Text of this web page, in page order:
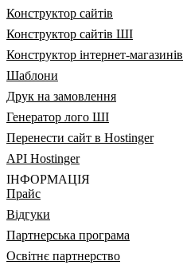
Конструктор сайтів
Конструктор сайтів ШІ
Конструктор інтернет-магазинів
Шаблони
Друк на замовлення
Генератор лого ШІ
Перенести сайт в Hostinger
API Hostinger
ІНФОРМАЦІЯ
Прайс
Відгуки
Партнерська програма
Освітнє партнерство